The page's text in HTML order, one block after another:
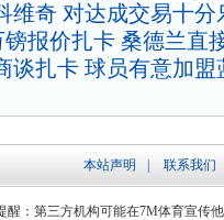
维奇 对达成交易十分
镑报价扎卡 桑德兰直
谈扎卡 球员有意加盟
本站声明 联系我们
醒：第三方机构可能在7M体育宣传